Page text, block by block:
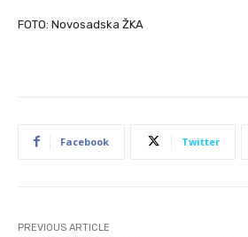
FOTO: Novosadska ŽKA
Facebook Twitter
PREVIOUS ARTICLE